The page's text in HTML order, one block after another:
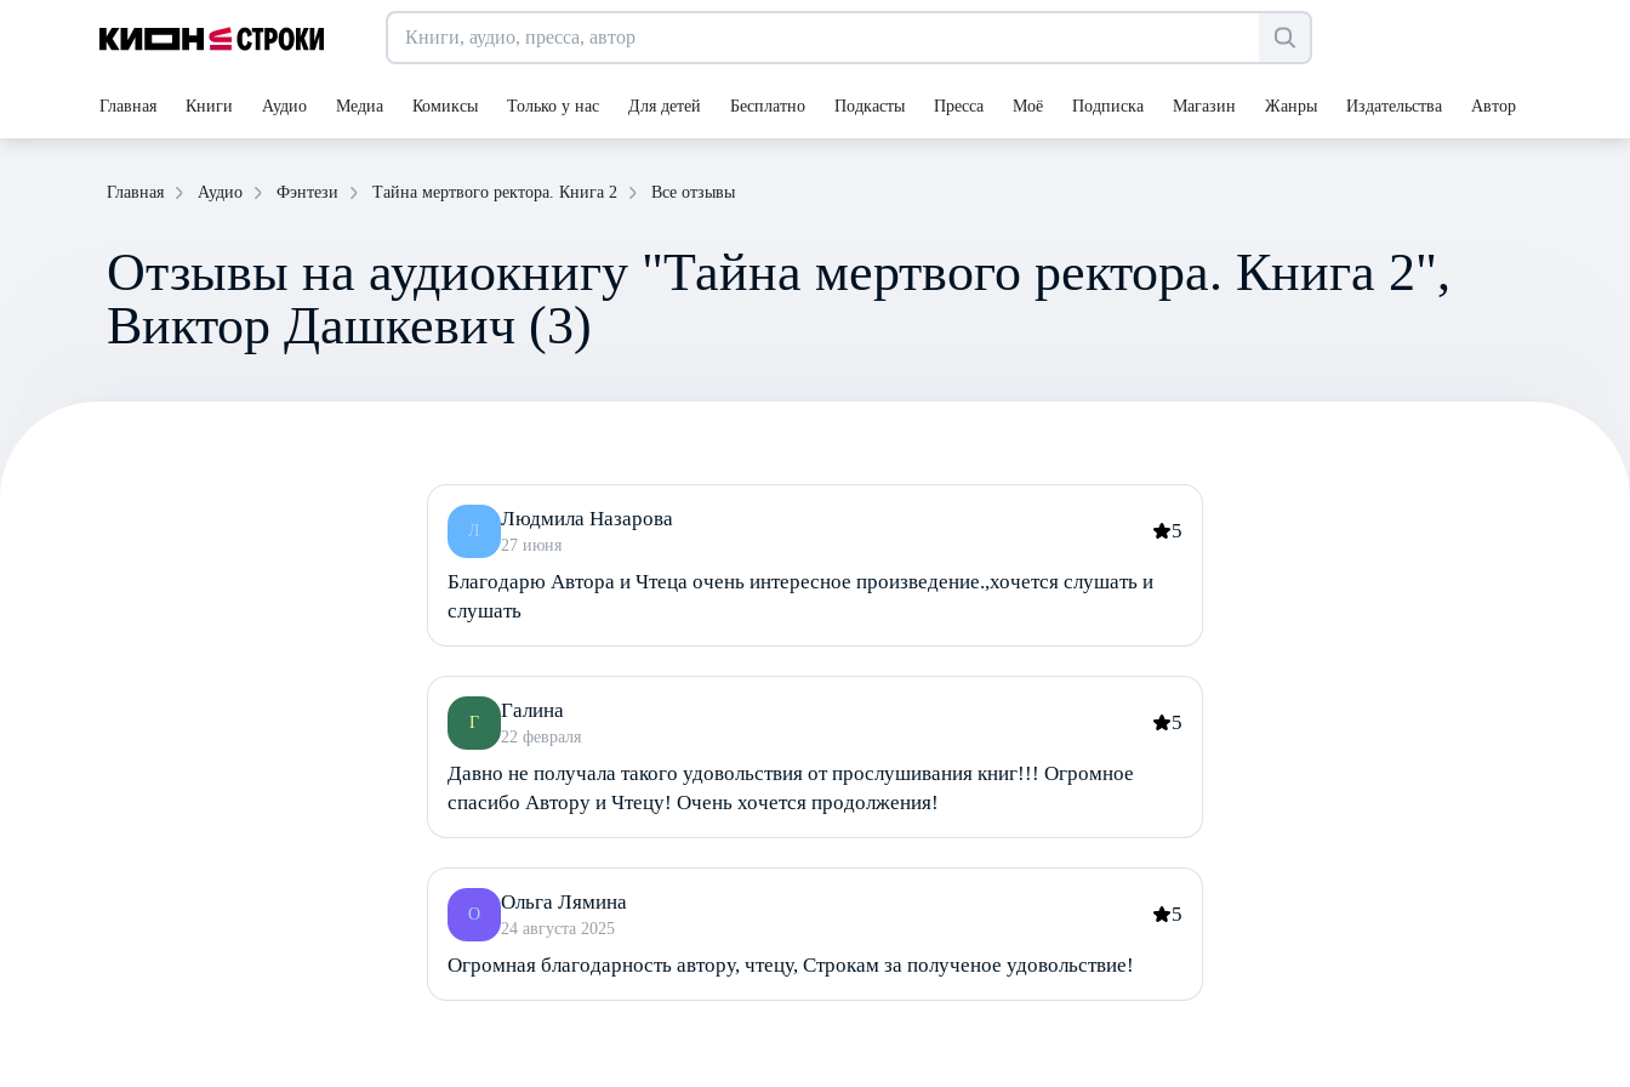
Главная Книги Аудио Медиа Комиксы Только у нас Для детей Бесплатно Подкасты Пресса Моё Подписка Магазин Жанры Издательства Авторы
Главная Аудио Фэнтези Тайна мертвого ректора. Книга 2 Все отзывы
Отзывы на аудиокнигу "Тайна мертвого ректора. Книга 2",
Виктор Дашкевич (3)
Л
Людмила Назарова
27 июня
5
Благодарю Автора и Чтеца очень интересное произведение.,хочется слушать и
слушать
Г
Галина
22 февраля
5
Давно не получала такого удовольствия от прослушивания книг!!! Огромное
спасибо Автору и Чтецу! Очень хочется продолжения!
О
Ольга Лямина
24 августа 2025
5
Огромная благодарность автору, чтецу, Строкам за полученое удовольствие!